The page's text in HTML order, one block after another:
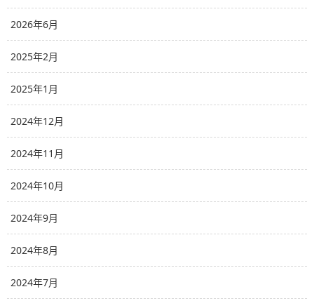
2026年6月
2025年2月
2025年1月
2024年12月
2024年11月
2024年10月
2024年9月
2024年8月
2024年7月